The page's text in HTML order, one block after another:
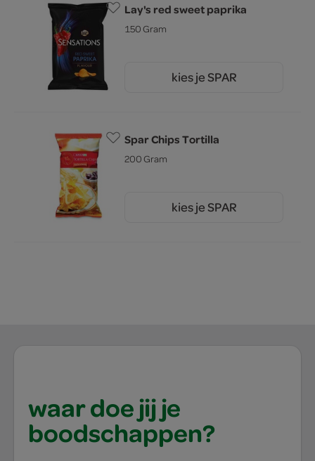
Lay's red sweet paprika
150 Gram
kies je SPAR
Spar Chips Tortilla
200 Gram
kies je SPAR
waar doe jij je
boodschappen?